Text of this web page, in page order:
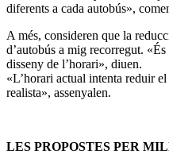
diferents a cada autobús»,
A més, consideren que la
d’autobús a mig recorregut.
disseny de l’horari», diuen.
«L’horari actual intenta reduir
realista», assenyalen.
LES PROPOSTES PER